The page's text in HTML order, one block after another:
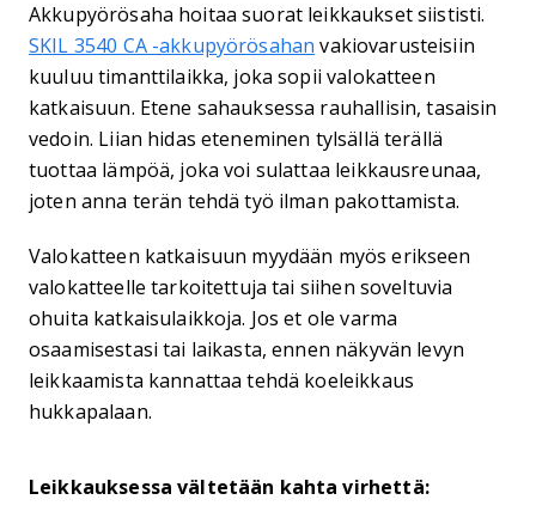
Akkupyörösaha hoitaa suorat leikkaukset siististi.
SKIL 3540 CA -akkupyörösahan vakiovarusteisiin
kuuluu timanttilaikka, joka sopii valokatteen
katkaisuun. Etene sahauksessa rauhallisin, tasaisin
vedoin. Liian hidas eteneminen tylsällä terällä
tuottaa lämpöä, joka voi sulattaa leikkausreunaa,
joten anna terän tehdä työ ilman pakottamista.
Valokatteen katkaisuun myydään myös erikseen
valokatteelle tarkoitettuja tai siihen soveltuvia
ohuita katkaisulaikkoja. Jos et ole varma
osaamisestasi tai laikasta, ennen näkyvän levyn
leikkaamista kannattaa tehdä koeleikkaus
hukkapalaan.
Leikkauksessa vältetään kahta virhettä: